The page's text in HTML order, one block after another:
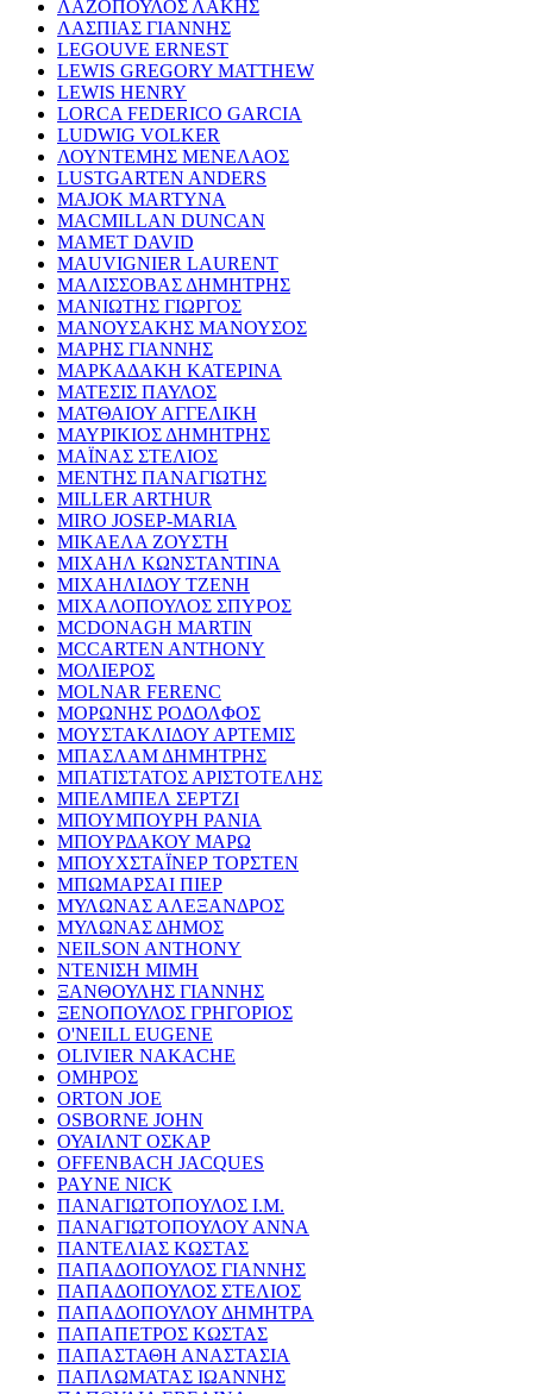
ΛΑΖΟΠΟΥΛΟΣ ΛΑΚΗΣ
ΛΑΣΠΙΑΣ ΓΙΑΝΝΗΣ
LEGOUVE ERNEST
LEWIS GREGORY MATTHEW
LEWIS HENRY
LORCA FEDERICO GARCIA
LUDWIG VOLKER
ΛΟΥΝΤΕΜΗΣ ΜΕΝΕΛΑΟΣ
LUSTGARTEN ANDERS
MAJOK MARTYNA
MACMILLAN DUNCAN
MAMET DAVID
MAUVIGNIER LAURENT
ΜΑΛΙΣΣΟΒΑΣ ΔΗΜΗΤΡΗΣ
ΜΑΝΙΩΤΗΣ ΓΙΩΡΓΟΣ
ΜΑΝΟΥΣΑΚΗΣ ΜΑΝΟΥΣΟΣ
ΜΑΡΗΣ ΓΙΑΝΝΗΣ
ΜΑΡΚΑΔΑΚΗ ΚΑΤΕΡΙΝΑ
ΜΑΤΕΣΙΣ ΠΑΥΛΟΣ
ΜΑΤΘΑΙΟΥ ΑΓΓΕΛΙΚΗ
ΜΑΥΡΙΚΙΟΣ ΔΗΜΗΤΡΗΣ
ΜΑΪΝΑΣ ΣΤΕΛΙΟΣ
ΜΕΝΤΗΣ ΠΑΝΑΓΙΩΤΗΣ
MILLER ARTHUR
MIRO JOSEP-MARIA
ΜΙΚΑΕΛΑ ΖΟΥΣΤΗ
ΜΙΧΑΗΛ ΚΩΝΣΤΑΝΤΙΝΑ
ΜΙΧΑΗΛΙΔΟΥ ΤΖΕΝΗ
ΜΙΧΑΛΟΠΟΥΛΟΣ ΣΠΥΡΟΣ
MCDONAGH MARTIN
MCCARTEN ANTHONY
ΜΟΛΙΕΡΟΣ
MOLNAR FERENC
ΜΟΡΩΝΗΣ ΡΟΔΟΛΦΟΣ
ΜΟΥΣΤΑΚΛΙΔΟΥ ΑΡΤΕΜΙΣ
ΜΠΑΣΛΑΜ ΔΗΜΗΤΡΗΣ
ΜΠΑΤΙΣΤΑΤΟΣ ΑΡΙΣΤΟΤΕΛΗΣ
ΜΠΕΛΜΠΕΛ ΣΕΡΤΖΙ
ΜΠΟΥΜΠΟΥΡΗ ΡΑΝΙΑ
ΜΠΟΥΡΔΑΚΟΥ ΜΑΡΩ
ΜΠΟΥΧΣΤΑΪΝΕΡ ΤΟΡΣΤΕΝ
ΜΠΩΜΑΡΣΑΙ ΠΙΕΡ
ΜΥΛΩΝΑΣ ΑΛΕΞΑΝΔΡΟΣ
ΜΥΛΩΝΑΣ ΔΗΜΟΣ
NEILSON ANTHONY
ΝΤΕΝΙΣΗ ΜΙΜΗ
ΞΑΝΘΟΥΛΗΣ ΓΙΑΝΝΗΣ
ΞΕΝΟΠΟΥΛΟΣ ΓΡΗΓΟΡΙΟΣ
O'NEILL EUGENE
OLIVIER NAKACHE
ΟΜΗΡΟΣ
ORTON JOE
OSBORNE JOHN
ΟΥΑΙΛΝΤ ΟΣΚΑΡ
OFFENBACH JACQUES
PAYNE NICK
ΠΑΝΑΓΙΩΤΟΠΟΥΛΟΣ Ι.Μ.
ΠΑΝΑΓΙΩΤΟΠΟΥΛΟΥ ΑΝΝΑ
ΠΑΝΤΕΛΙΑΣ ΚΩΣΤΑΣ
ΠΑΠΑΔΟΠΟΥΛΟΣ ΓΙΑΝΝΗΣ
ΠΑΠΑΔΟΠΟΥΛΟΣ ΣΤΕΛΙΟΣ
ΠΑΠΑΔΟΠΟΥΛΟΥ ΔΗΜΗΤΡΑ
ΠΑΠΑΠΕΤΡΟΣ ΚΩΣΤΑΣ
ΠΑΠΑΣΤΑΘΗ ΑΝΑΣΤΑΣΙΑ
ΠΑΠΛΩΜΑΤΑΣ ΙΩΑΝΝΗΣ